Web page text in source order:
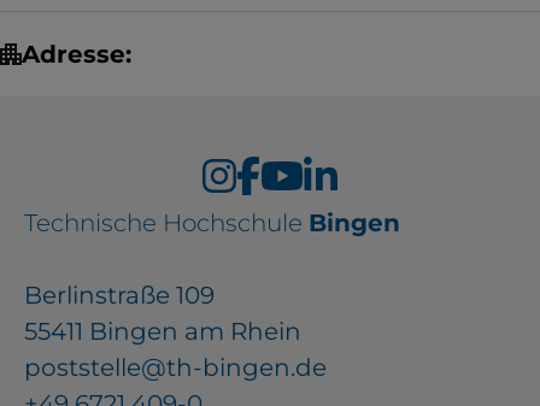
Adresse:
Technische Hochschule Bingen
Berlinstraße 109
55411 Bingen am Rhein
poststelle@th-bingen.de
EXTERNE MEDIEN
Seitenspezifische Erfassung von
Benutzerdaten durch
Einbinden externer Videos,
Standortdaten oder
Stellenanzeigen.